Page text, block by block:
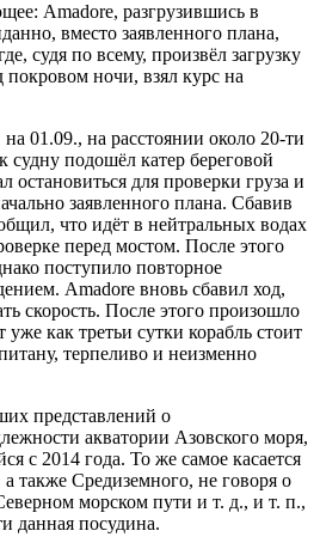
Amadore, разгрузившись в
вместо заявленного плана,
судя по всему, произвёл загрузку
покровом ночи, взял курс на
01.09., на расстоянии около 20-ти
судну подошёл катер береговой
для проверки груза и
заявленного плана. Сбавив
что идёт в нейтральных водах
перед мостом. После этого
поступило повторное
Amadore вновь сбавил ход,
скорость. После этого произошло
уже как третьи сутки корабль стоит
терпеливо и неизменно
представлений о
акватории Азовского моря,
с 2014 года. То же самое касается
также Средиземного, не говоря о
морском пути и т. д., и т. п.,
данная посудина.